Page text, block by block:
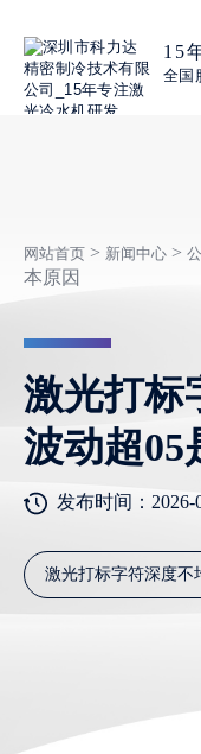
15
全国
网站首页 > 新闻中心 >
本原因
激光打标
波动超05
发布时间：2026-
激光打标字符深度不